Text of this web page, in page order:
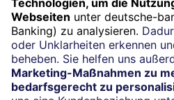
Widerruf
Vertrag widerrufen